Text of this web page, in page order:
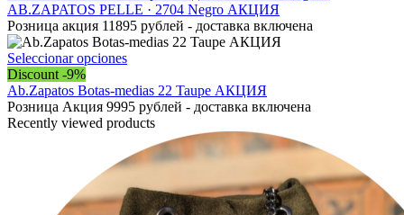
en
la
página
de
múltiples
variantes.
Las
opciones
pueden
elegir
en
página
de
producto
AB.ZAPATOS PELLE · 2704 Negro АКЦИЯ
Розница акция 11895 рублей - доставка включена
Seleccionar opcionesEste
tiene
múltiples
variantes.
opciones
se
pueden
elegir
Discount -9%
Ab.Zapatos Botas-medias 22 Taupe АКЦИЯ
Розница Акция 9995 рублей - доставка включена
Recently viewed products